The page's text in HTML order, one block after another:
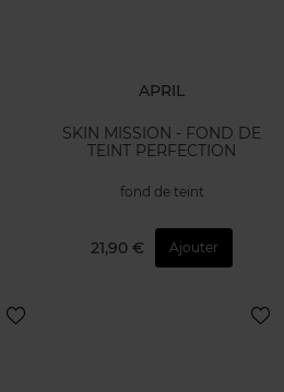
APRIL
SKIN MISSION - FOND DE
TEINT PERFECTION
fond de teint
21,90 € Ajouter